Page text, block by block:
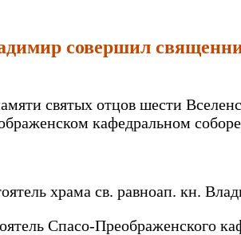
совершил
святых отцов шести
кафедральном соборе
храма св. равноап. кн.
Спасо-Преображенского